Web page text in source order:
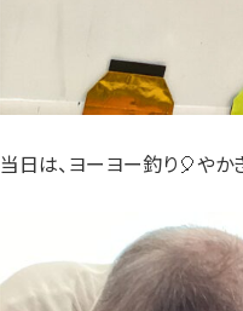
当日は、ヨーヨー釣り🎈やか